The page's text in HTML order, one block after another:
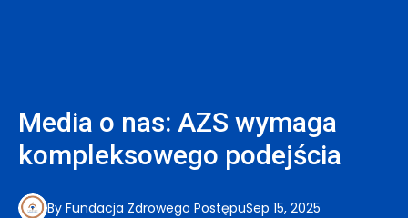
Media o nas: AZS wymaga
kompleksowego podejścia
Sep 15, 2025
By Fundacja Zdrowego Postępu